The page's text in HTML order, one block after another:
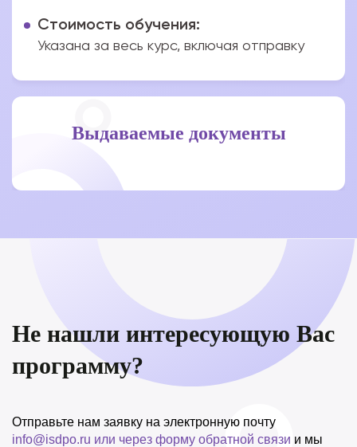
Стоимость обучения:
Указана за весь курс, включая отправку
Выдаваемые документы
Не нашли интересующую Вас
программу?
Отправьте нам заявку на электронную почту
info@isdpo.ru или через форму обратной связи и мы